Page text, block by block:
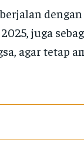
juga
agar tetap